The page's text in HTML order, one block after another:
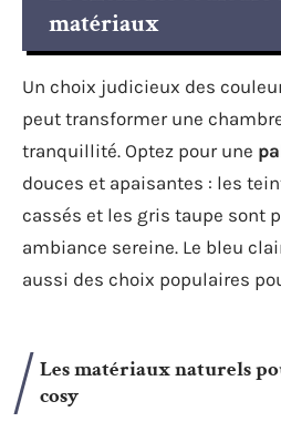
matériaux
Un choix judicieux des
peut transformer une
tranquillité. Optez pour une
douces et apaisantes : les
cassés et les gris taupe sont
ambiance sereine. Le bleu
aussi des choix populaires
Les matériaux naturels
cosy